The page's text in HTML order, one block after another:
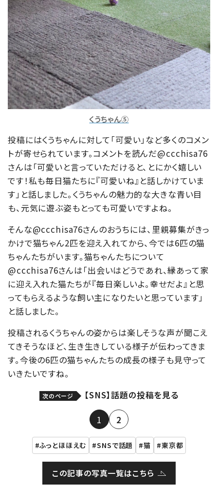
くうちゃん⑤
投稿にはくうちゃんに対して「可愛い」など多くのコメン
トが寄せられています。コメントを読んだ@ccchisa76
さんは「可愛いと言っていただけると、とにかく嬉しい
です！私も毎日猫たちに『可愛いね』と話しかけていま
す」と話しました。くうちゃんの魅力的な大きな青い目
も、元気に遊ぶ姿もとっても可愛いですよね。
そんな@ccchisa76さんのおうちには、里親募集がきっ
かけで猫ちゃん2匹を迎え入れてから、今では6匹の猫
ちゃんたちがいます。猫ちゃんたちについて
@ccchisa76さんは「出会いはどうであれ、縁あって家
に迎え入れた猫たちが『毎日楽しいよ。幸せだよ』と思
ってもらえるような飼い主になりたいと思っています」
と話しました。
投稿されるくうちゃんの姿からは楽しそうな声が聞こえ
てきそうなほど、生き生きしている様子が伝わってきま
す。今後の6匹の猫ちゃんたちの成長の様子も見守って
いきたいですね。
次のページ 【SNS】話題の投稿を見る
1 2
ふっとほほえむ SNSで話題 猫 東京都
この記事の写真一覧はこちら